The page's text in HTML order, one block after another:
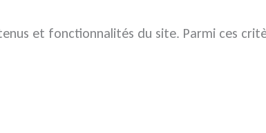
et fonctionnalités du site. Parmi ces